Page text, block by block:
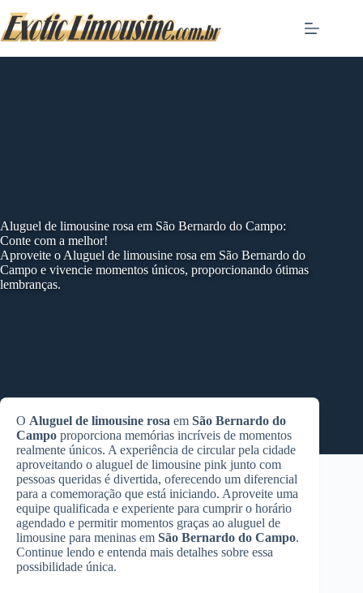
to
content
Aluguel de limousine rosa em São Bernardo do Campo:
Conte com a melhor!
Aproveite o Aluguel de limousine rosa em São Bernardo do
Campo e vivencie momentos únicos, proporcionando ótimas
lembranças.
O Aluguel de limousine rosa em São Bernardo do
Campo proporciona memórias incríveis de momentos
realmente únicos. A experiência de circular pela cidade
aproveitando o aluguel de limousine pink junto com
pessoas queridas é divertida, oferecendo um diferencial
para a comemoração que está iniciando. Aproveite uma
equipe qualificada e experiente para cumprir o horário
agendado e permitir momentos graças ao aluguel de
limousine para meninas em São Bernardo do Campo.
Continue lendo e entenda mais detalhes sobre essa
possibilidade única.